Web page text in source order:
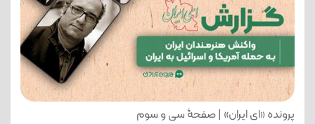
پرونده «ای ایران» | صفحۀ سی و سوم